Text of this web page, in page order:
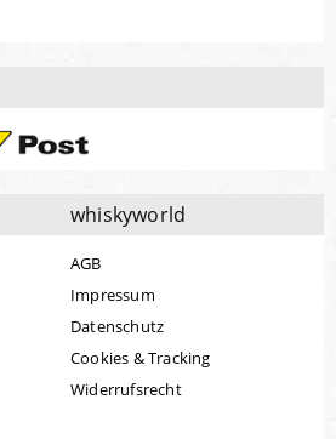
whiskyworld
AGB
Impressum
Datenschutz
Cookies & Tracking
Widerrufsrecht